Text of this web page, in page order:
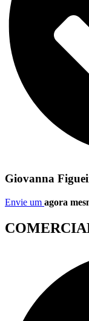
Giovanna
Envie um agora